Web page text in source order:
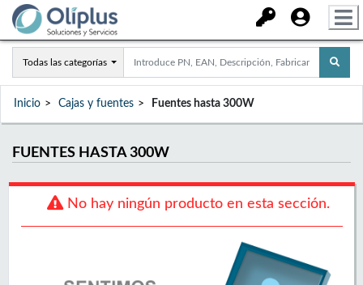
Todas las categorías
Inicio Cajas y fuentes Fuentes hasta 300W
FUENTES HASTA 300W
No hay ningún producto en esta sección.